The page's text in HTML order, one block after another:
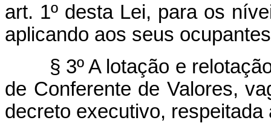
art. 1º desta Lei, para os
aplicando aos seus
§ 3º A lotação e
de Conferente de Valores,
decreto executivo,